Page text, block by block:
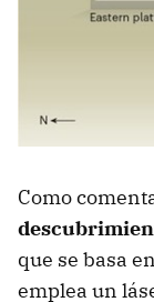
Como
que se basa
emplea un